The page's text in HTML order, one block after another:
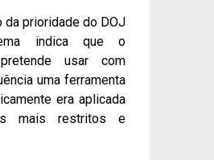
da prioridade do DOJ
indica que o
usar com
uma ferramenta
era aplicada
mais restritos e